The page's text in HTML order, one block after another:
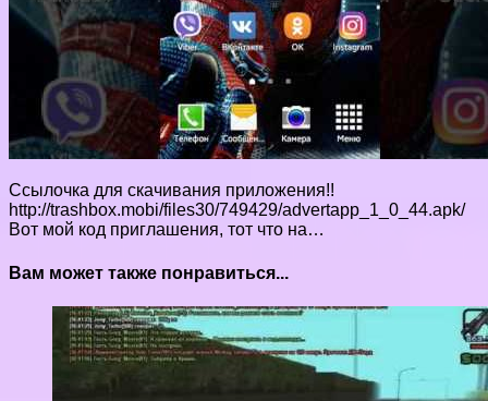
Ссылочка для скачивания приложения!!
http://trashbox.mobi/files30/749429/advertapp_1_0_44.apk/
Вот мой код приглашения, тот что на…
Вам может также понравиться...